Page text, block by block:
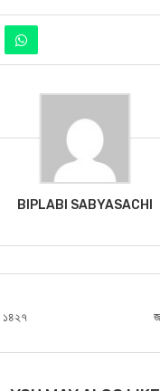
BIPLABI SABYASACHI
১৪২৭